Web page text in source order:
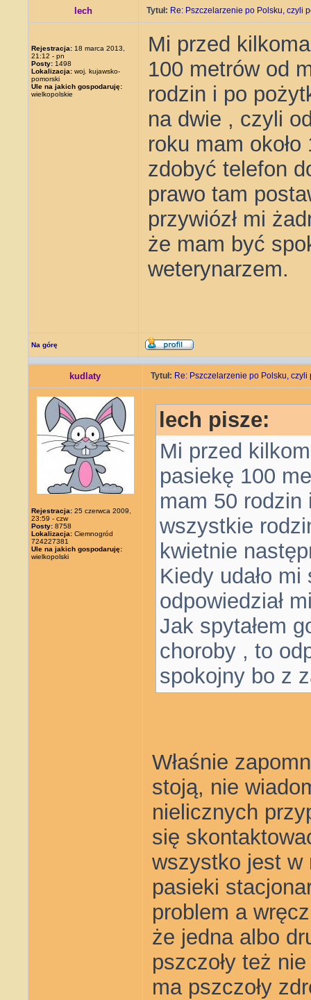
lech Tytuł: Re: Pszczelarzenie po Polsku, czyli
Rejestracja: 18 marca 2013,
21:12 - pn
Posty: 1498
Lokalizacja: woj. kujawsko-
pomorski
Ule na jakich gospodaruję:
wielkopolskie
Mi przed
100 metrów od
rodzin i po
na dwie , czyli
roku mam
zdobyć telefon
prawo tam
przywiózł mi
że mam być
weterynarzem.
Na górę
kudlaty Tytuł: Re: Pszczelarzenie po Polsku,
Rejestracja: 25 czerwca 2009,
23:59 - czw
Posty: 8758
Lokalizacja: Ciemnogród
724227381
Ule na jakich gospodaruję:
wielkopolski
lech pisze:
Mi przed
pasiekę 100
mam 50
wszystkie
kwietnie
Kiedy udało
odpowiedział
Jak spytałem
choroby , to
spokojny bo z
Właśnie
stoją, nie
nielicznych
się
wszystko jest w
pasieki
problem a
że jedna albo
pszczoły też
ma pszczoły